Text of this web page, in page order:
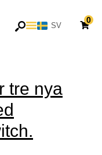
SV
EN
0
tre nya